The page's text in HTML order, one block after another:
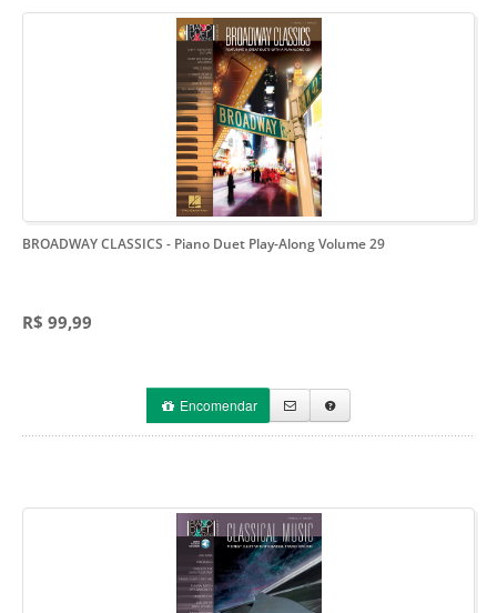
BROADWAY CLASSICS - Piano Duet Play-Along Volume 29
R$ 99,99
Encomendar